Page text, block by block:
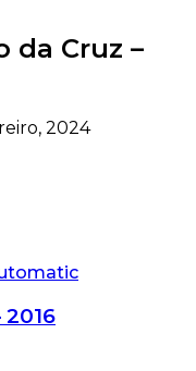
da Cruz –
2024